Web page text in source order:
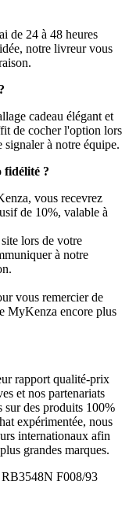
de 24 à 48 heures
notre livreur vous
cadeau élégant et
de cocher l'option lors
à notre équipe.
fidélité ?
vous recevrez
de 10%, valable à
lors de votre
à notre
vous remercier de
MyKenza encore plus
rapport qualité-prix
et nos partenariats
des produits 100%
expérimentée, nous
internationaux afin
grandes marques.
F008/93